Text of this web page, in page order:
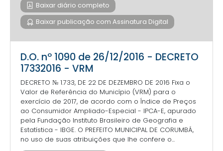
Baixar diário completo
Baixar publicação com Assinatura Digital
D.O. nº 1090 de 26/12/2016 - DECRETO
17332016 - VRM
DECRETO № 1.733, DE 22 DE DEZEMBRO DE 2016 Fixa o
Valor de Referência do Município (VRM) para o
exercício de 2017, de acordo com o Índice de Preços
ao Consumidor Ampliado-Especial - IPCA-E, apurado
pela Fundação Instituto Brasileiro de Geografia e
Estatística - IBGE. O PREFEITO MUNICIPAL DE CORUMBÁ,
no uso de suas atribuições que lhe confere o...